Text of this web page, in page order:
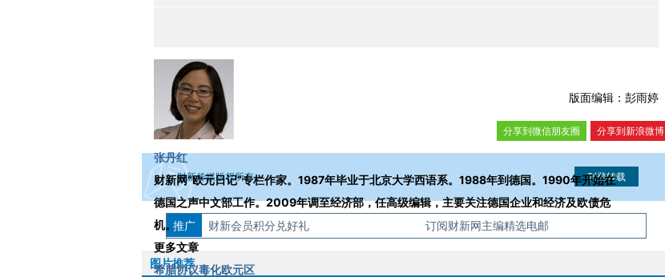
张丹红
财新网“欧元日记”专栏作家。1987年毕业于北京大学西语系。1988年到德国。1990年开始在
德国之声中文部工作。2009年调至经济部，任高级编辑，主要关注德国企业和经济及欧债危
机。
更多文章
希腊协议毒化欧元区
版面编辑：彭雨婷
Loading... 分享到新浪微博
分享到微信朋友圈
财新传媒版权所有。
如需刊登转载请点击右侧按钮，提交相关信息。经确认即可刊登转载。
推广 财新会员积分兑好礼 订阅财新网主编精选电邮
图片推荐